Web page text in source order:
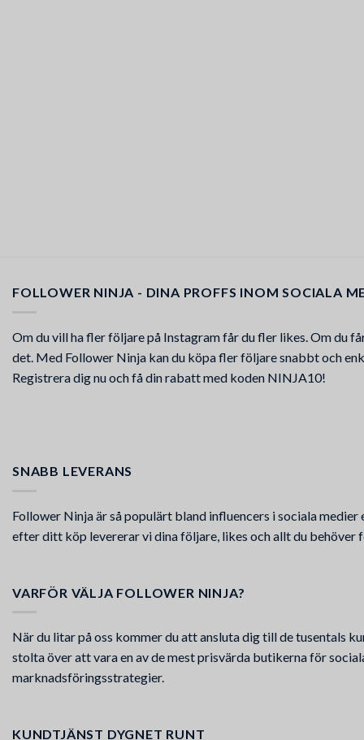
FOLLOWER NINJA - DINA PROFFS INOM SOCIALA
Om du vill ha fler följare på Instagram får du fler likes. Om du
det. Med Follower Ninja kan du köpa fler följare snabbt och
Registrera dig nu och få din rabatt med koden NINJA10!
SNABB LEVERANS
Follower Ninja är så populärt bland influencers i sociala
efter ditt köp levererar vi dina följare, likes och allt du
VARFÖR VÄLJA FOLLOWER NINJA?
När du litar på oss kommer du att ansluta dig till de tusentals
stolta över att vara en av de mest prisvärda butikerna för
marknadsföringsstrategier.
KUNDTJÄNST DYGNET RUNT